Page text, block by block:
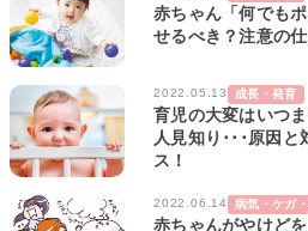
赤ちゃん「何でも
せるべき？注意の
2022.05.13 成長・発育
育児の大変はいつ
人見知り･･･原因
ス！
2022.06.14 病気・ケガ
赤ちゃんがやけど